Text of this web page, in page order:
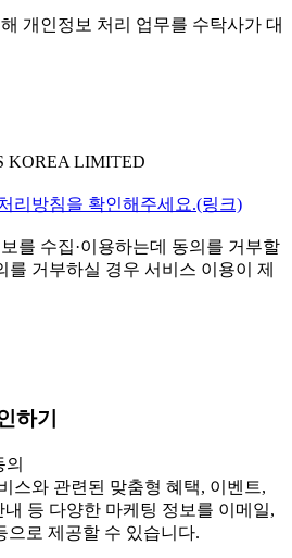
개인정보 처리 업무를 수탁사가 대
KOREA LIMITED
리방침을 확인해주세요.(링크)
를 수집·이용하는데 동의를 거부할
를 거부하실 경우 서비스 이용이 제
하기
의
스와 관련된 맞춤형 혜택, 이벤트,
등 다양한 마케팅 정보를 이메일,
으로 제공할 수 있습니다.